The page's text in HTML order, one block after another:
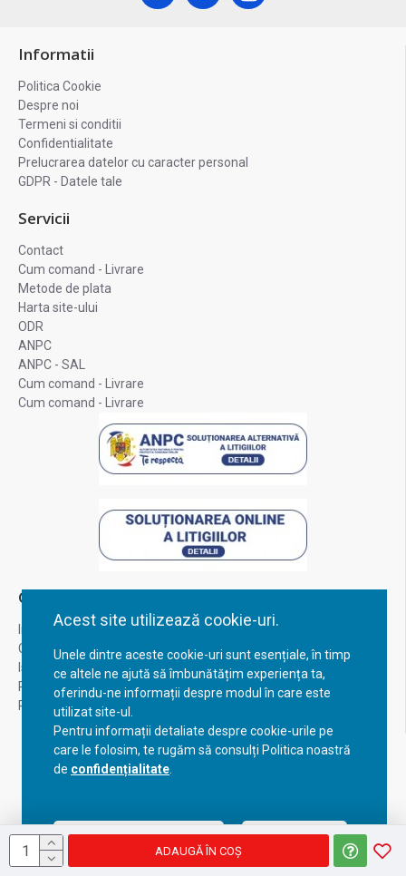
Acest site utilizează cookie-uri.
Unele dintre aceste cookie-uri sunt esențiale, în timp
ce altele ne ajută să îmbunătățim experiența ta,
oferindu-ne informații despre modul în care este
utilizat site-ul.
Pentru informații detaliate despre cookie-urile pe
care le folosim, te rugăm să consulți Politica noastră
de confidențialitate
Acceptă setările curente Configurează
ADAUGĂ ÎN COŞ
Informatii
Politica Cookie
Despre noi
Termeni si conditii
Confidentialitate
Prelucrarea datelor cu caracter personal
GDPR - Datele tale
Servicii
Contact
Cum comand - Livrare
Metode de plata
Harta site-ului
ODR
ANPC
ANPC - SAL
Cum comand - Livrare
Cum comand - Livrare
Contul Meu
Inregistrare
Contul meu
Istoric comenzi
Recuperare parola
Returnare produs
Copyright © 2023, BravoShop, toate drepturile rezervate!